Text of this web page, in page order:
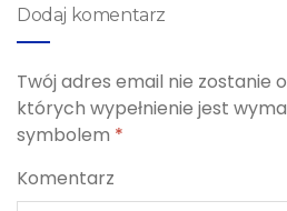
Dodaj komentarz
Twój adres email nie zostanie
których wypełnienie jest
symbolem *
Komentarz